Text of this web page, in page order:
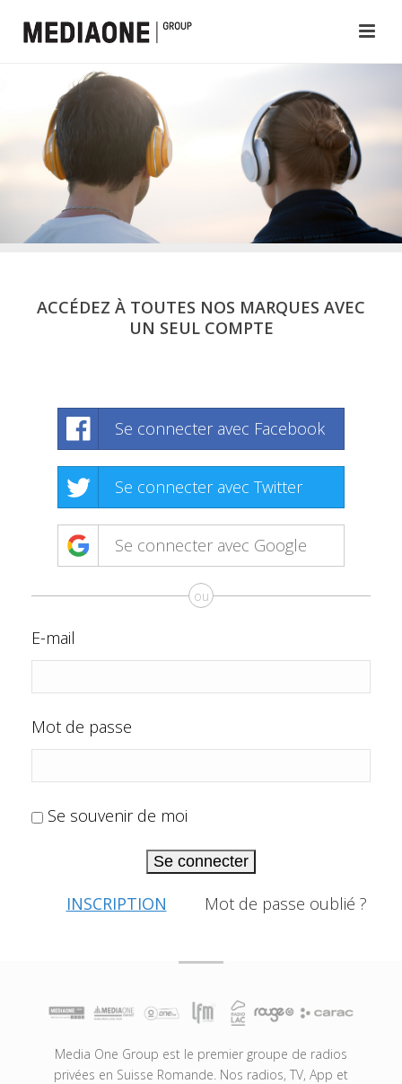
ACCÉDEZ À TOUTES NOS MARQUES AVEC
UN SEUL COMPTE
Se connecter avec Facebook
Se connecter avec Twitter
Se connecter avec Google
ou
E-mail
Mot de passe
Se souvenir de moi
Se connecter
INSCRIPTION Mot de passe oublié ?
Media One Group est le premier groupe de radios
privées en Suisse Romande. Nos radios, TV, App et